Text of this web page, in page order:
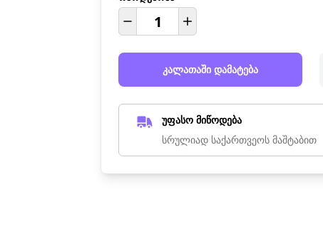
კალათაში დამატება
უფასო მიწოდება
სრულიად საქართვეოს მაშტაბით